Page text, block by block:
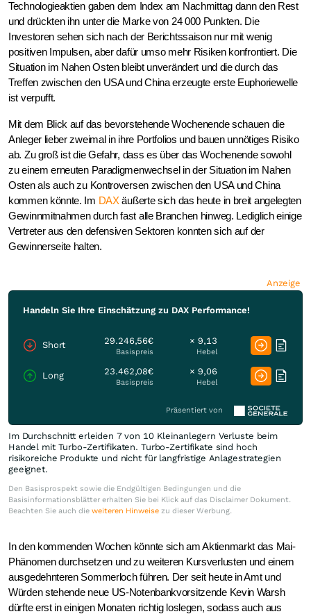
Technologieaktien gaben dem Index am Nachmittag dann den Rest
und drückten ihn unter die Marke von 24 000 Punkten. Die
Investoren sehen sich nach der Berichtssaison nur mit wenig
positiven Impulsen, aber dafür umso mehr Risiken konfrontiert. Die
Situation im Nahen Osten bleibt unverändert und die durch das
Treffen zwischen den USA und China erzeugte erste Euphoriewelle
ist verpufft.
Mit dem Blick auf das bevorstehende Wochenende schauen die
Anleger lieber zweimal in ihre Portfolios und bauen unnötiges Risiko
ab. Zu groß ist die Gefahr, dass es über das Wochenende sowohl
zu einem erneuten Paradigmenwechsel in der Situation im Nahen
Osten als auch zu Kontroversen zwischen den USA und China
kommen könnte. Im DAXäußerte sich das heute in breit angelegten
Gewinnmitnahmen durch fast alle Branchen hinweg. Lediglich einige
Vertreter aus den defensiven Sektoren konnten sich auf der
Gewinnerseite halten.
Anzeige
Handeln Sie Ihre Einschätzung zu DAX Performance!
Short 29.246,56€
Basispreis
× 9,13
Hebel
Long 23.462,08€
Basispreis
× 9,06
Hebel
Präsentiert von
Im Durchschnitt erleiden 7 von 10 Kleinanlegern Verluste beim
Handel mit Turbo-Zertifikaten. Turbo-Zertifikate sind hoch
risikoreiche Produkte und nicht für langfristige Anlagestrategien
geeignet.
Den Basisprospekt sowie die Endgültigen Bedingungen und die
Basisinformationsblätter erhalten Sie bei Klick auf das Disclaimer Dokument.
Beachten Sie auch die weiteren Hinweise zu dieser Werbung.
In den kommenden Wochen könnte sich am Aktienmarkt das Mai-
Phänomen durchsetzen und zu weiteren Kursverlusten und einem
ausgedehnteren Sommerloch führen. Der seit heute in Amt und
Würden stehende neue US-Notenbankvorsitzende Kevin Warsh
dürfte erst in einigen Monaten richtig loslegen, sodass auch aus